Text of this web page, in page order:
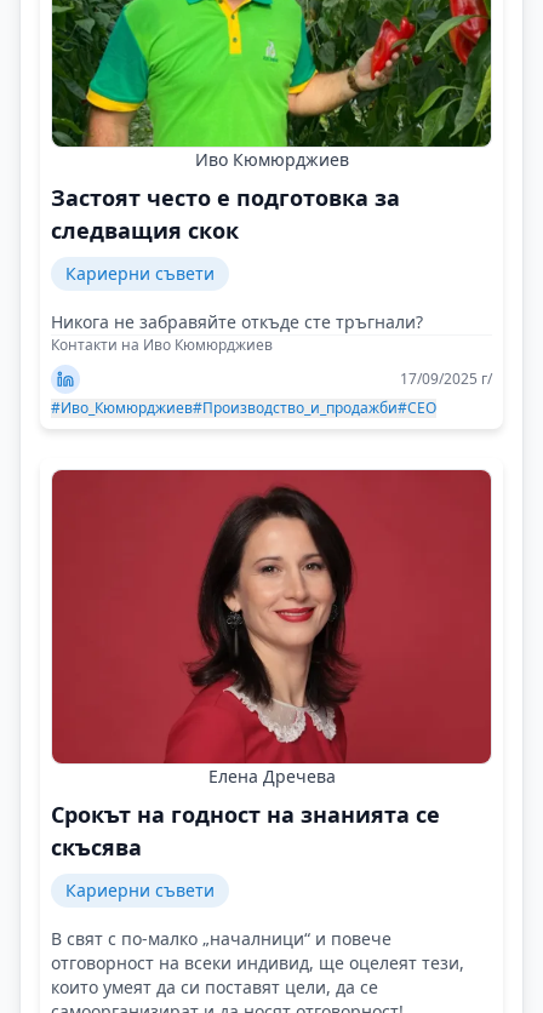
Иво Кюмюрджиев
Застоят често е подготовка за
следващия скок
Кариерни съвети
Никога не забравяйте откъде сте тръгнали?
Контакти на Иво Кюмюрджиев
17/09/2025 г/
#Иво_Кюмюрджиев#Производство_и_продажби#CEO
Елена Дречева
Срокът на годност на знанията се
скъсява
Кариерни съвети
В свят с по-малко „началници“ и повече
отговорност на всеки индивид, ще оцелеят тези,
които умеят да си поставят цели, да се